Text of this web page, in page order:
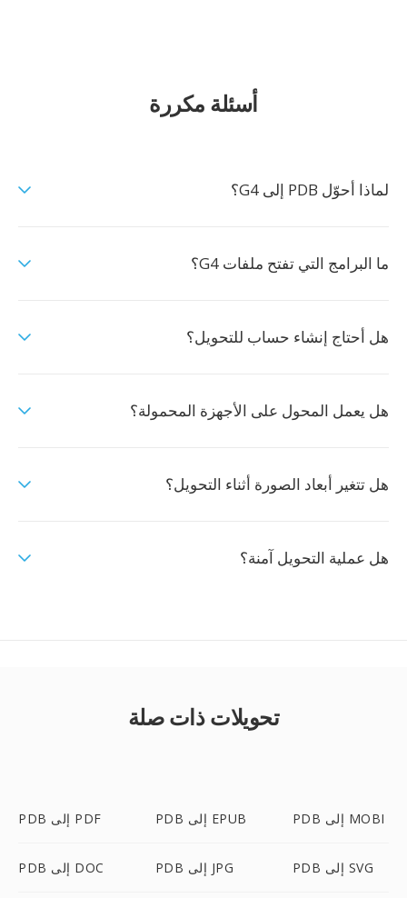
أسئلة مكررة
لماذا أحوّل PDB إلى G4؟
ما البرامج التي تفتح ملفات G4؟
هل أحتاج إنشاء حساب للتحويل؟
هل يعمل المحول على الأجهزة المحمولة؟
هل تتغير أبعاد الصورة أثناء التحويل؟
هل عملية التحويل آمنة؟
تحويلات ذات صلة
PDB إلى PDF PDB إلى EPUB PDB إلى MOBI
PDB إلى DOC PDB إلى JPG PDB إلى SVG